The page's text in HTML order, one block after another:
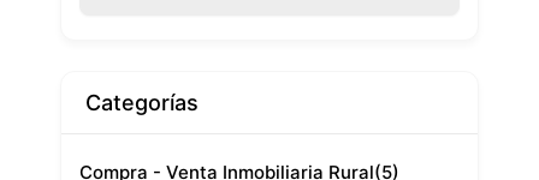
Categorías
Compra - Venta Inmobiliaria Rural(5)